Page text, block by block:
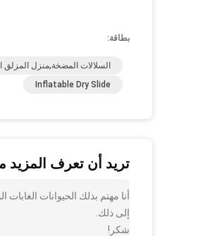
بطاقة:
السلالات المضخة,منزل
Inflatable Dry Slide
تريد أن تعرف المزيد
أنا مهتم بذلك الحيوانات
إلى ذلك.
شكر!